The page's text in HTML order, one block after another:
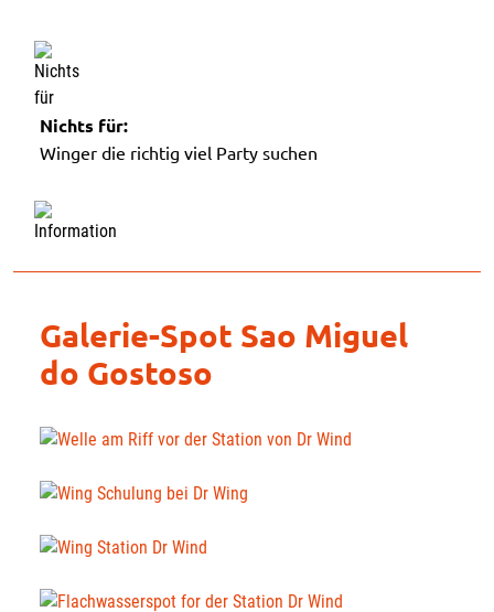
Nichts für:
Winger die richtig viel Party suchen
Galerie-Spot Sao Miguel
do Gostoso